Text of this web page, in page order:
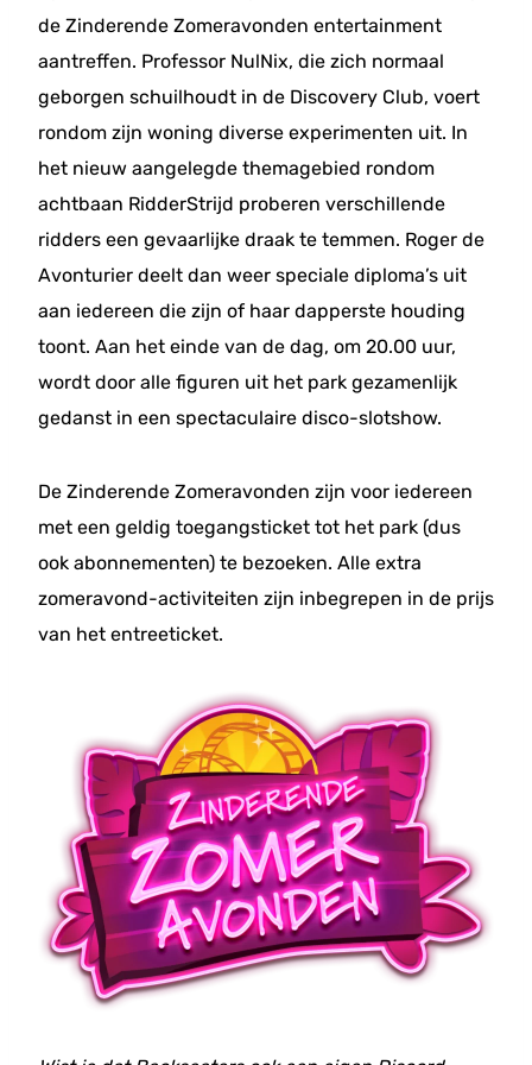
de Zinderende Zomeravonden entertainment
aantreffen. Professor NulNix, die zich normaal
geborgen schuilhoudt in de Discovery Club, voert
rondom zijn woning diverse experimenten uit. In
het nieuw aangelegde themagebied rondom
achtbaan RidderStrijd proberen verschillende
ridders een gevaarlijke draak te temmen. Roger de
Avonturier deelt dan weer speciale diploma’s uit
aan iedereen die zijn of haar dapperste houding
toont. Aan het einde van de dag, om 20.00 uur,
wordt door alle figuren uit het park gezamenlijk
gedanst in een spectaculaire disco-slotshow.
De Zinderende Zomeravonden zijn voor iedereen
met een geldig toegangsticket tot het park (dus
ook abonnementen) te bezoeken. Alle extra
zomeravond-activiteiten zijn inbegrepen in de prijs
van het entreeticket.